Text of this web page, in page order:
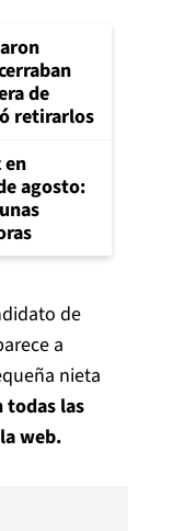
de
retirarlos
en
agosto:
de
a
nieta
todas las
web.